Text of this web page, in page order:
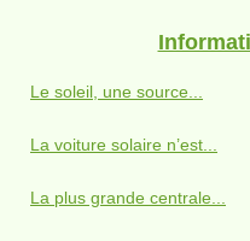
Le soleil, une source...
La voiture solaire n’est...
La plus grande centrale...